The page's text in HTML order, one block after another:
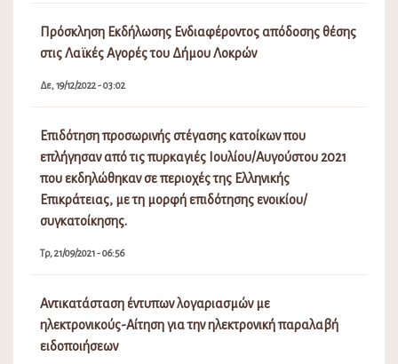
Πρόσκληση Εκδήλωσης Ενδιαφέροντος απόδοσης θέσης
στις Λαϊκές Αγορές του Δήμου Λοκρών
Δε, 19/12/2022 - 03:02
Επιδότηση προσωρινής στέγασης κατοίκων που
επλήγησαν από τις πυρκαγιές Ιουλίου/Αυγούστου 2021
που εκδηλώθηκαν σε περιοχές της Ελληνικής
Επικράτειας, με τη μορφή επιδότησης ενοικίου/
συγκατοίκησης.
Τρ, 21/09/2021 - 06:56
Αντικατάσταση έντυπων λογαριασμών με
ηλεκτρονικούς-Αίτηση για την ηλεκτρονική παραλαβή
ειδοποιήσεων